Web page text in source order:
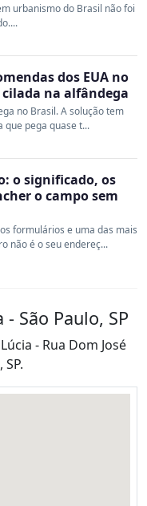
urbanismo do Brasil não foi
dos EUA no
na alfândega
no Brasil. A solução tem
que pega quase t...
o significado, os
o campo sem
formulários e uma das mais
não é o seu endereç...
São Paulo, SP
- Rua Dom José